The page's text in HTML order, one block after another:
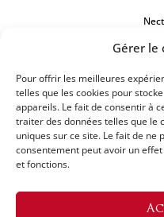
Gérer le
Pour offrir les meilleures
telles que les cookies pour
appareils. Le fait de consentir à
traiter des données telles que le
uniques sur ce site. Le fait de
consentement peut avoir un
et fonctions.
Our
REQUEST